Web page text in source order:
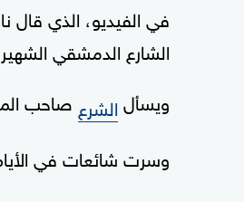
في الفيديو، الذي قال
الشارع الدمشقي الشهير.
ويسأل الشرع صاحب
وسرت شائعات في